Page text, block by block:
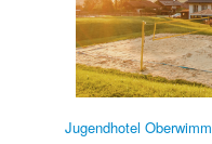
Jugendhotel Oberwimm